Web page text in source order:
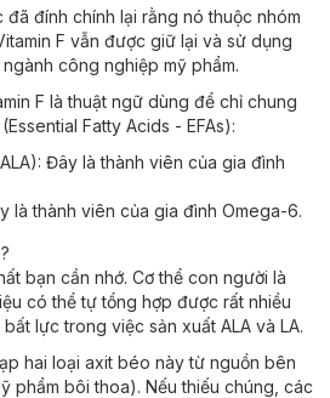
đính chính lại rằng nó thuộc nhóm
F vẫn được giữ lại và sử dụng
công nghiệp mỹ phẩm.
F là thuật ngữ dùng để chỉ chung
Fatty Acids - EFAs):
Đây là thành viên của gia đình
là thành viên của gia đình Omega-6.
bạn cần nhớ. Cơ thể con người là
có thể tự tổng hợp được rất nhiều
lực trong việc sản xuất ALA và LA.
hai loại axit béo này từ nguồn bên
phẩm bôi thoa). Nếu thiếu chúng, các